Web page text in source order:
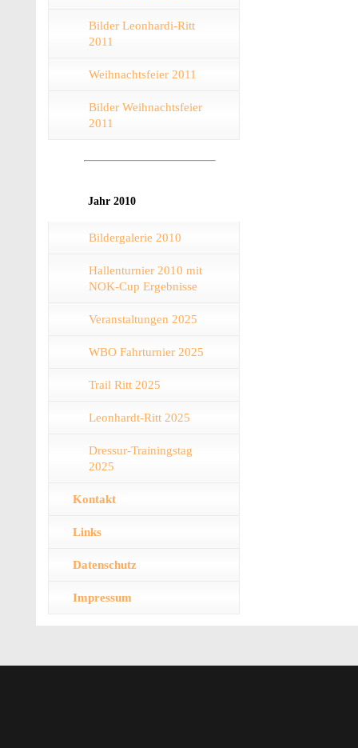
Bilder Leonhardi-Ritt
2011
Weihnachtsfeier 2011
Bilder Weihnachtsfeier
2011
Jahr 2010
Bildergalerie 2010
Hallenturnier 2010 mit
NOK-Cup Ergebnisse
Veranstaltungen 2025
WBO Fahrturnier 2025
Trail Ritt 2025
Leonhardt-Ritt 2025
Dressur-Trainingstag
2025
Kontakt
Links
Datenschutz
Impressum